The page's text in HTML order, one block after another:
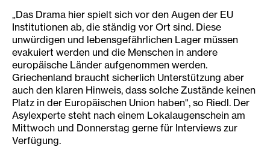
„Das Drama hier spielt sich vor den Augen der EU
Institutionen ab, die ständig vor Ort sind. Diese
unwürdigen und lebensgefährlichen Lager müssen
evakuiert werden und die Menschen in andere
europäische Länder aufgenommen werden.
Griechenland braucht sicherlich Unterstützung aber
auch den klaren Hinweis, dass solche Zustände keinen
Platz in der Europäischen Union haben", so Riedl. Der
Asylexperte steht nach einem Lokalaugenschein am
Mittwoch und Donnerstag gerne für Interviews zur
Verfügung.